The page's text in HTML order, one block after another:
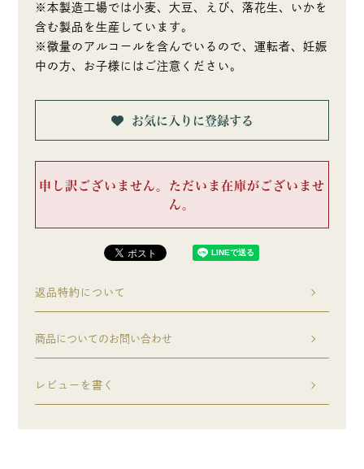
※本製造工場では小麦、大豆、えび、落花生、いかを
含む製品を生産しています。
※微量のアルコールを含んでいるので、運転者、妊娠
中の方、お子様にはご注意ください。
お気に入りに登録する
申し訳ございません。ただいま在庫がございませ
ん。
返品特約について
商品についてのお問い合わせ
レビューを書く